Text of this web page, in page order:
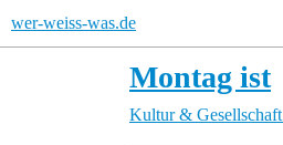
wer-weiss-was.de
Montag ist
Kultur & Gesellschaft